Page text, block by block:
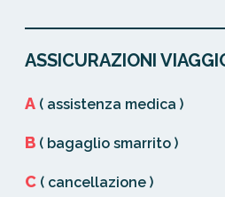
ASSICURAZIONI
A ( assistenza medica )
B ( bagaglio smarrito )
C ( cancellazione )